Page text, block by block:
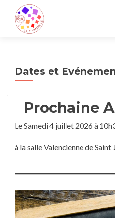
Dates et
Prochaine
Le Samedi 4 juillet 2026 à
à la salle Valencienne de Saint